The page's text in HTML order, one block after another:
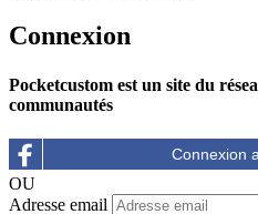
Connexion
Pocketcustom est un site du
communautés
OU
Adresse email